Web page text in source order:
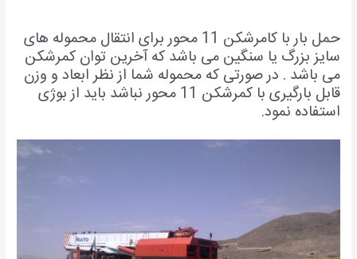
حمل بار با کامرشکن 11 محور برای انتقال محموله های
بزرگ یا سنگین می باشد که آخرین توان کمرشکن
باشد . در صورتی که محموله شما از نظر ابعاد و وزن
قابل بارگیری با کمرشکن 11 محور نباشد باید از بوژی
نمود.